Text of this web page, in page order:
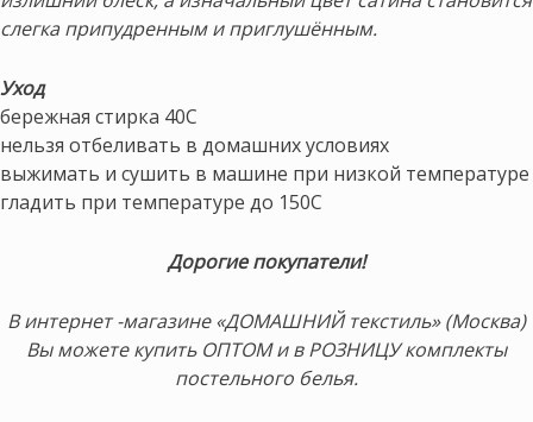
слегка припудренным и приглушённым.
Уход
бережная стирка 40С
нельзя отбеливать в домашних условиях
выжимать и сушить в машине при низкой температуре
гладить при температуре до 150С
Дорогие покупатели!
В интернет -магазине «ДОМАШНИЙ текстиль» (Москва)
Вы можете купить ОПТОМ и в РОЗНИЦУ комплекты
постельного белья.